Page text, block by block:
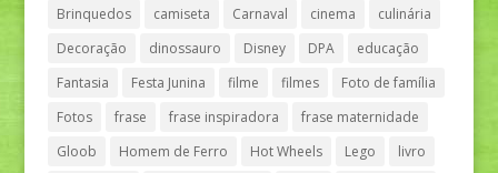
Brinquedos
camiseta Carnaval cinema
culinária
Decoração
dinossauro Disney DPA
educação
Fantasia
Festa Junina filme filmes
Foto de família
Fotos
frase frase inspiradora
frase maternidade
Gloob
Homem de Ferro Hot Wheels Lego
livro